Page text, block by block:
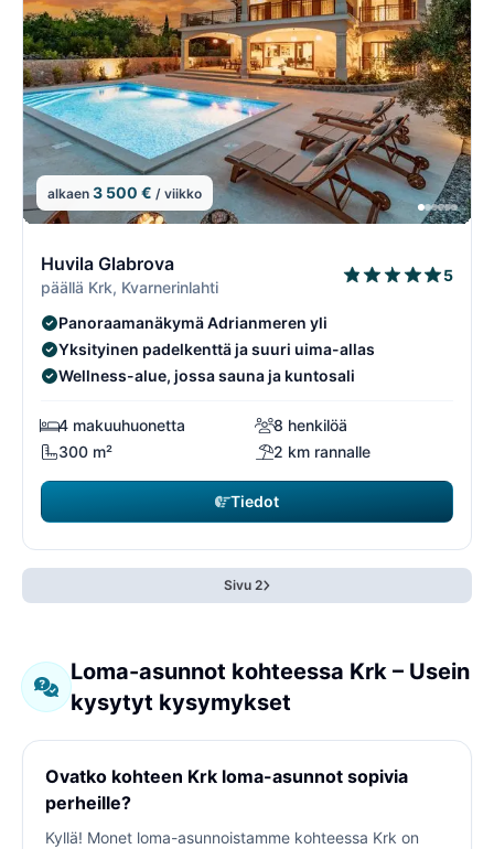
alkaen 3 500 € / viikko
Huvila Glabrova
päällä Krk, Kvarnerinlahti
5
Panoraamanäkymä Adrianmeren yli
Yksityinen padelkenttä ja suuri uima-allas
Wellness-alue, jossa sauna ja kuntosali
4 makuuhuonetta
8 henkilöä
300 m²
2 km rannalle
Tiedot
Sivu 2
Loma-asunnot kohteessa Krk – Usein
kysytyt kysymykset
Ovatko kohteen Krk loma-asunnot sopivia
perheille?
Kyllä! Monet loma-asunnoistamme kohteessa Krk on